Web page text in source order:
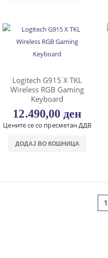
Logitech G915 X TKL
Wireless RGB Gaming
Keyboard
12.490,00 ден
Цените се со пресметан ДДВ
ДОДАЈ ВО КОШНИЦА
1